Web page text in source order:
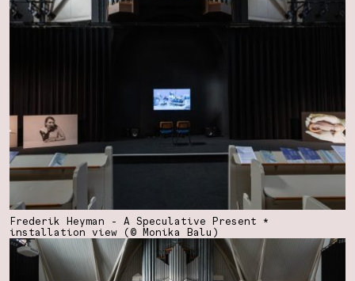
Frederik Heyman - A Speculative Present *
installation view (© Monika Balu)